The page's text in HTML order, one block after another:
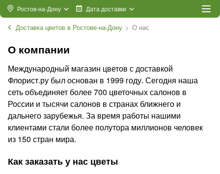
Ростов-на-Дону Дата доставки
Доставка цветов в Ростове-на-Дону О нас
О компании
Международный магазин цветов с доставкой
Флорист.ру был основан в 1999 году. Сегодня наша
сеть объединяет более 700 цветочных салонов в
России и тысячи салонов в странах ближнего и
дальнего зарубежья. За время работы нашими
клиентами стали более полутора миллионов человек
из 150 стран мира.
Как заказать у нас цветы